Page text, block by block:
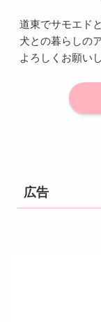
道東でサモエド
犬との暮らしの
よろしくお願い
広告